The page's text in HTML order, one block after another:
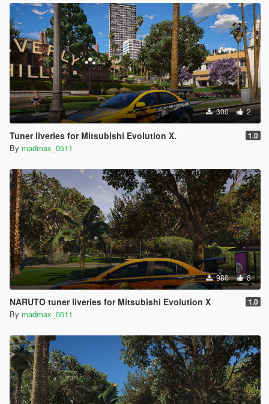
300 2
Tuner liveries for Mitsubishi Evolution X. 1.0
By madmax_0511
980 8
NARUTO tuner liveries for Mitsubishi Evolution X 1.0
By madmax_0511